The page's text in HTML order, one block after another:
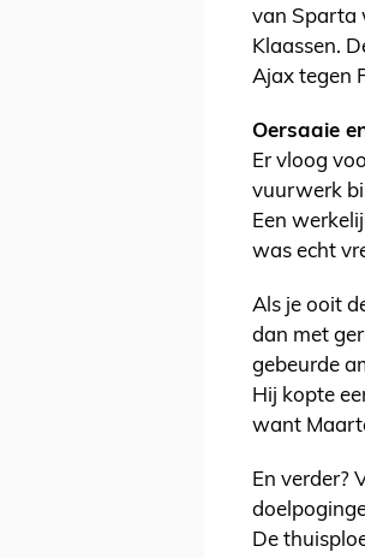
van Sparta
Klaassen.
Ajax tegen
Oersaaie
Er vloog
vuurwerk
Een
was echt
Als je ooit
dan met
gebeurde
Hij kopte
want
En verder?
De